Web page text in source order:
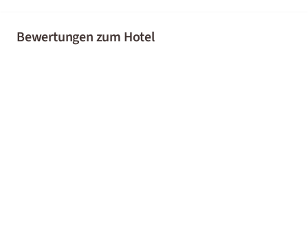
Bewertungen zum Hotel